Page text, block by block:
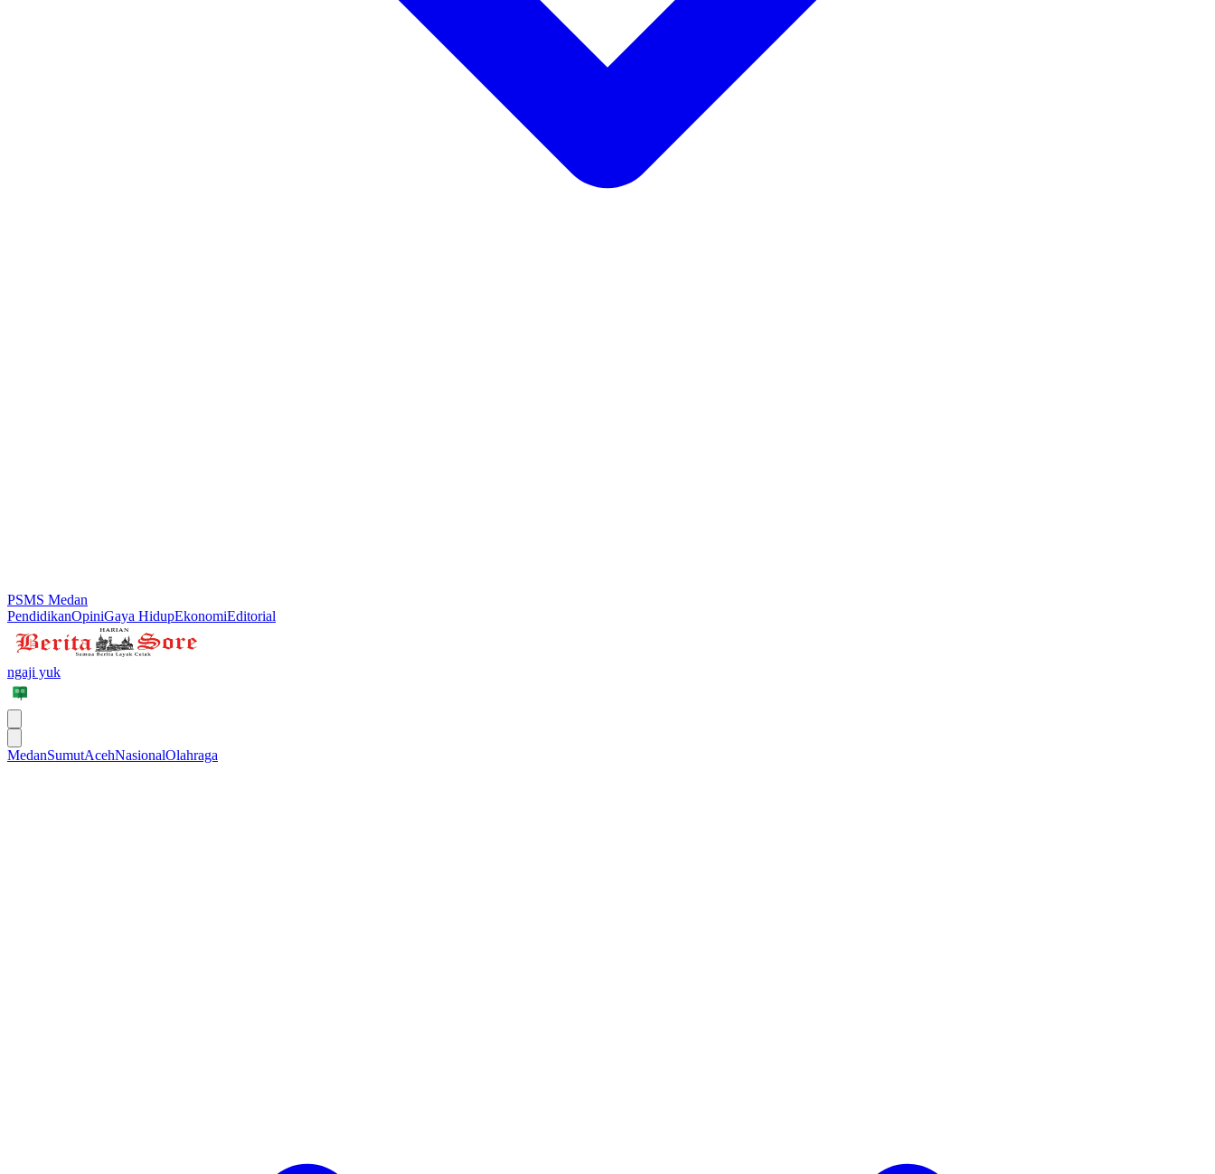
PSMS Medan
PendidikanOpiniGaya HidupEkonomiEditorial
ngaji yuk
MedanSumutAcehNasionalOlahraga